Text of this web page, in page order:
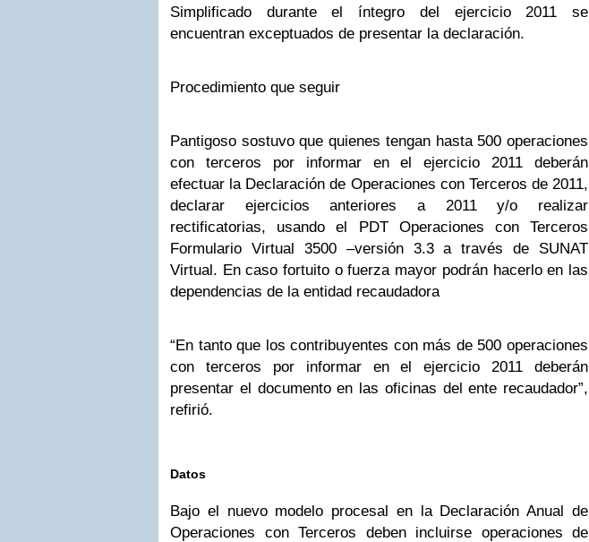
Simplificado durante el íntegro del ejercicio 2011 se
encuentran exceptuados de presentar la declaración.
Procedimiento que seguir
Pantigoso sostuvo que quienes tengan hasta 500 operaciones
con terceros por informar en el ejercicio 2011 deberán
efectuar la Declaración de Operaciones con Terceros de 2011,
declarar ejercicios anteriores a 2011 y/o realizar
rectificatorias, usando el PDT Operaciones con Terceros
Formulario Virtual 3500 –versión 3.3 a través de SUNAT
Virtual. En caso fortuito o fuerza mayor podrán hacerlo en las
dependencias de la entidad recaudadora
“En tanto que los contribuyentes con más de 500 operaciones
con terceros por informar en el ejercicio 2011 deberán
presentar el documento en las oficinas del ente recaudador”,
refirió.
Datos
Bajo el nuevo modelo procesal en la Declaración Anual de
Operaciones con Terceros deben incluirse operaciones de